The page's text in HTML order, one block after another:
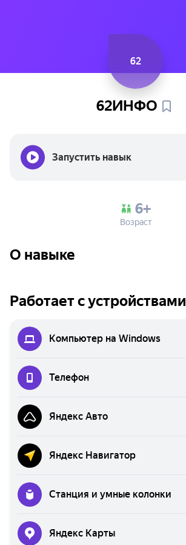
62
62ИНФО
Запустить навык
6+
Возраст
О навыке
Работает с устройствами
Компьютер на Windows
Телефон
Яндекс Авто
Яндекс Навигатор
Станция и умные колонки
Яндекс Карты